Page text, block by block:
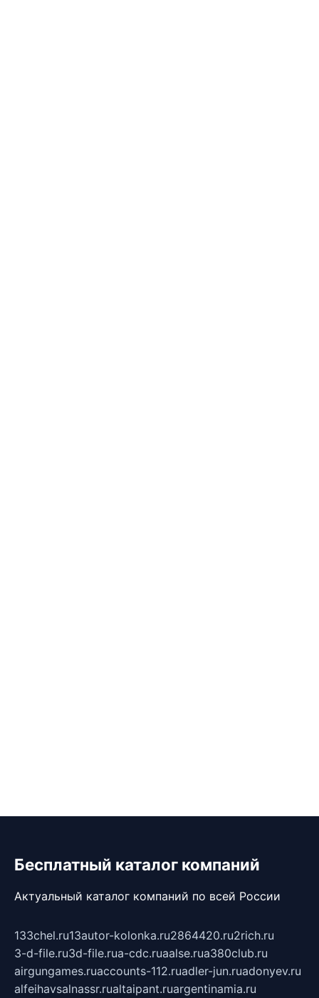
Бесплатный каталог компаний
Актуальный каталог компаний по всей России
133chel.ru13autor-kolonka.ru2864420.ru2rich.ru
3-d-file.ru3d-file.rua-cdc.ruaalse.rua380club.ru
airgungames.ruaccounts-112.ruadler-jun.ruadonyev.ru
alfeihavsalnassr.rualtaipant.ruargentinamia.ru